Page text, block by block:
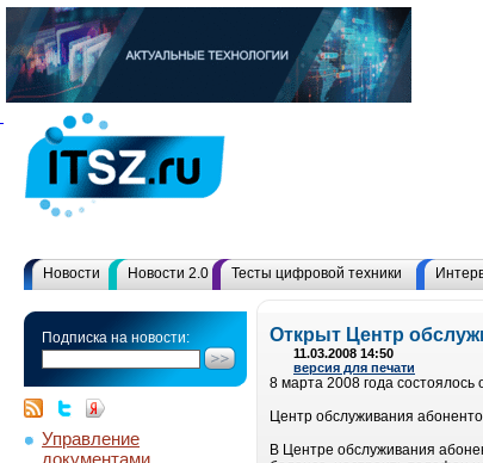
Новости Новости 2.0 Тесты цифровой техники
Подписка на новости:
Управление
документами
Открыт Центр
11.03.2008 14:50
версия для печати
8 марта 2008 года
Центр обслуживания
В Центре обслуживания